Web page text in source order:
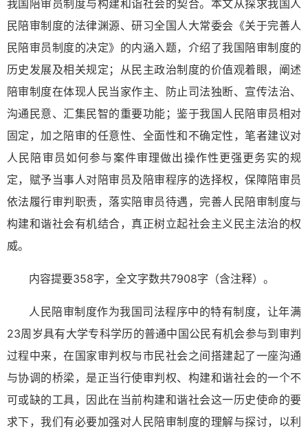
我国陪审员制度与构建和诣社会的契合。本文从探求我国人
民陪审制度的法律渊源、研习全国人大常委会《关于完善人
民陪审员制度的决定》的内涵入题，介绍了我国陪审制度的
历史发展及相关规定；从民主政治制度的价值观着眼，阐述
陪审制度在体现人民当家作主、防止司法独断、宣传法治、
沟通民意、汇集民智的重要功能；鉴于我国人民陪审员相对
固定，加之陪审的任意性、全面性和不确定性，笔者建议对
人民陪审员如何参与案件审理做出操作性更强更务实的规
定，赋予当事人对陪审员及陪审程序的选择权，保障陪审员
依法履行审判职责，落实陪审员待遇，完善人民陪审制度与
构建和谐社会有机结合，真正树立起社会主义民主法治的权
威。
内容提要358字，全文字数共7908字（含注释）。
人民陪审制度作为我国司法程序中的特有制度，让年满
23周岁具有大学专科学历的普通中国公民有机会参与到审判
过程中来，在国家审判权与市民社会之间搭建起了一座沟通
与协调的桥梁，是正当行使审判权、构建和谐社会的一个不
可或缺的工具，因此在当前构建和谐社会这一历史使命的要
求下，我们有必要加强对人民陪审制度的理解与探讨，以利